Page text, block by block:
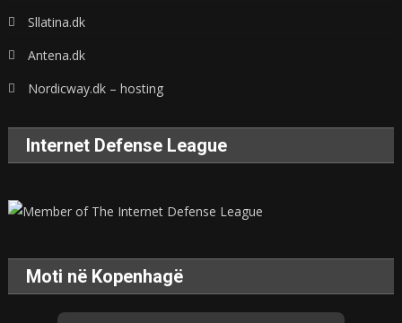
Sllatina.dk
Antena.dk
Nordicway.dk – hosting
Internet Defense League
Moti në Kopenhagë